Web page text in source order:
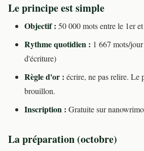
Le principe est simple
Objectif : 50 000 mots entre le 1er
Rythme quotidien : 1 667 mots/
d'écriture)
Règle d'or : écrire, ne pas relire. Le
brouillon.
Inscription : Gratuite sur
La préparation (octobre)